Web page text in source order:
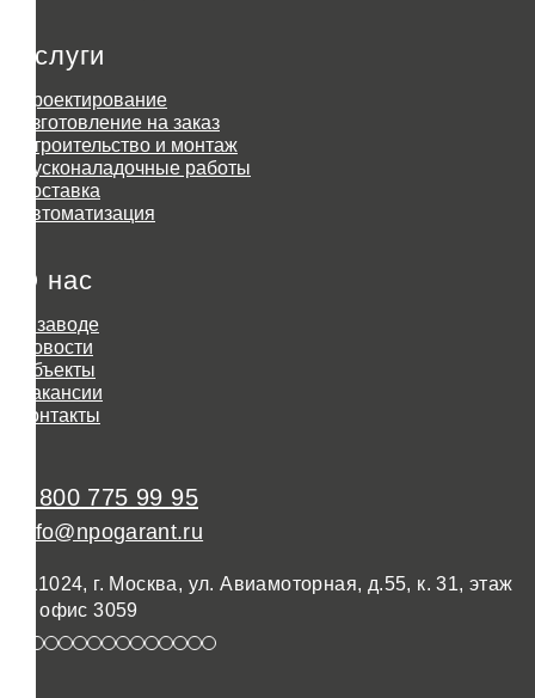
Услуги
Проектирование
Изготовление на заказ
Строительство и монтаж
Пусконаладочные работы
Доставка
Автоматизация
О нас
О заводе
Новости
Объекты
Вакансии
Контакты
8 800 775 99 95
info@npogarant.ru
111024, г. Москва, ул. Авиамоторная, д.55, к. 31, этаж
3, офис 3059